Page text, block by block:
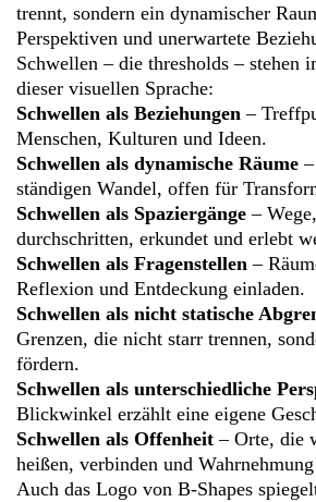
trennt, sondern ein dynamischer
Perspektiven und unerwartete
Schwellen – die thresholds – stehen
dieser visuellen Sprache:
Schwellen als Beziehungen –
Menschen, Kulturen und Ideen.
Schwellen als dynamische Räume
ständigen Wandel, offen für
Schwellen als Spaziergänge –
durchschritten, erkundet und erlebt
Schwellen als Fragenstellen –
Reflexion und Entdeckung einladen.
Schwellen als nicht statische
Grenzen, die nicht starr trennen,
fördern.
Schwellen als unterschiedliche
Blickwinkel erzählt eine eigene
Schwellen als Offenheit – Orte, die
heißen, verbinden und
Auch das Logo von B‑Shapes